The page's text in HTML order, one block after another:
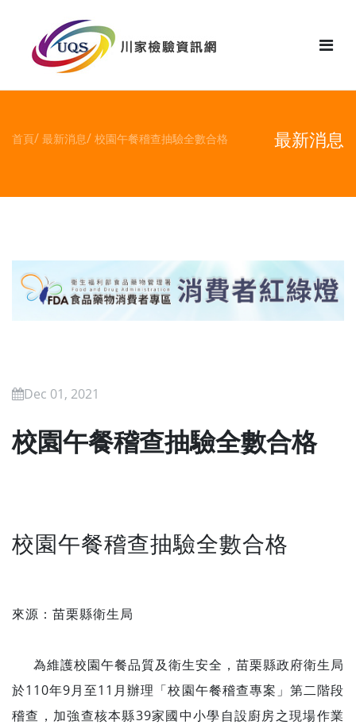
首頁 最新消息 校園午餐稽查抽驗全數合格 最新消息
Dec 01, 2021
校園午餐稽查抽驗全數合格
校園午餐稽查抽驗全數合格
來源：苗栗縣衛生局
為維護校園午餐品質及衛生安全，苗栗縣政府衛生局
於110年9月至11月辦理「校園午餐稽查專案」第二階段
稽查，加強查核本縣39家國中小學自設廚房之現場作業